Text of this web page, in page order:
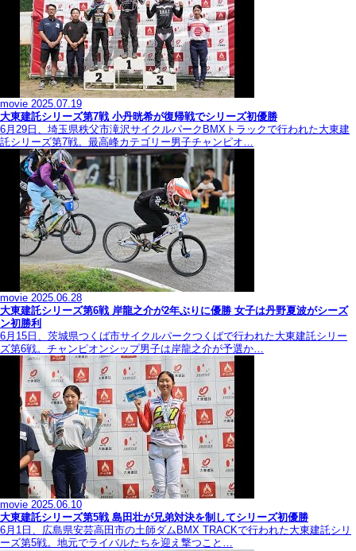
movie 2025.07.19
大東建託シリーズ第7戦 ⼩丹晄希が復帰戦でシリーズ初優勝
6月29日、埼玉県秩父市滝沢サイクルパークBMXトラックで行われた大東建
託シリーズ第7戦。最高峰カテゴリー男子チャンピオ…
movie 2025.06.28
大東建託シリーズ第6戦 岸龍之介が2年ぶりに優勝 女子は丹野夏波がシーズ
ン初勝利
6月15日、茨城県つくば市サイクルパークつくばで行われた大東建託シリー
ズ第6戦。チャンピオンシップ男子は岸龍之介が予選か…
movie 2025.06.10
大東建託シリーズ第5戦 島田壮が兄弟対決を制してシリーズ初優勝
6月1日、広島県安芸高田市の土師ダムBMX TRACKで行われた大東建託シリ
ーズ第5戦。地元でライバルたちを迎え撃つこと…